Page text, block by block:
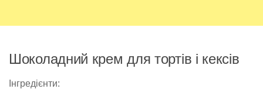
Шоколадний крем для тортів і кексів
Інгредієнти: